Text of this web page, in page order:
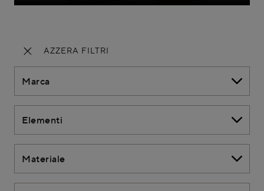
AZZERA FILTRI
Marca
Elementi
Materiale